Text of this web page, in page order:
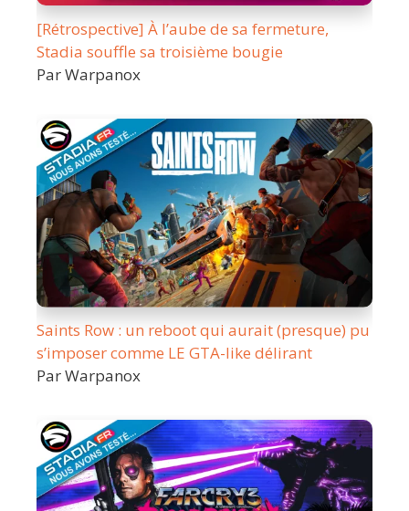
[Rétrospective] À l’aube de sa fermeture,
Stadia souffle sa troisième bougie
Par Warpanox
Saints Row : un reboot qui aurait (presque) pu
s’imposer comme LE GTA-like délirant
Par Warpanox